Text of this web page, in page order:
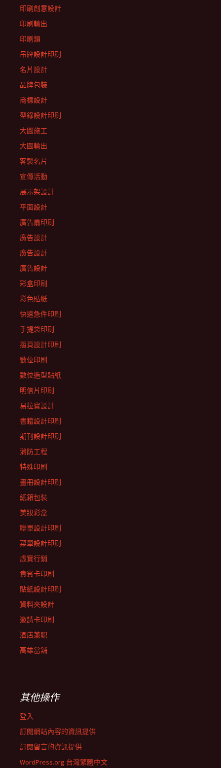
印刷創意設計
印刷輸出
印刷類
吊牌設計印刷
名片設計
品牌包裝
商標設計
型錄設計印刷
大圖施工
大圖輸出
客製名片
宣傳活動
展示架設計
平面設計
廣告扇印刷
廣告設計
廣告設計
廣告設計
彩盒印刷
彩色貼紙
快速急件印刷
手提袋印刷
摺頁設計印刷
數位印刷
數位造型貼紙
明信片印刷
易拉寶設計
書籍設計印刷
期刊設計印刷
消防工程
特殊印刷
畫冊設計印刷
紙箱包裝
美妝彩盒
聯單設計印刷
菜單設計印刷
虛實行銷
貴賓卡印刷
貼紙設計印刷
資料夾設計
邀請卡印刷
酒店兼职
高雄當舖
其他操作
登入
訂閱網站內容的資訊提供
訂閱留言的資訊提供
WordPress.org 台灣繁體中文